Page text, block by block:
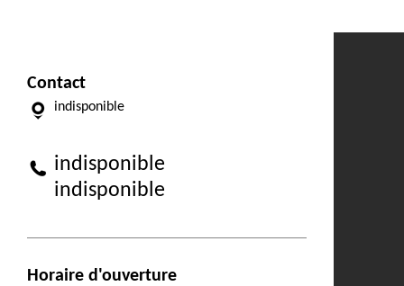
Contact
indisponible
indisponible
indisponible
Horaire d'ouverture